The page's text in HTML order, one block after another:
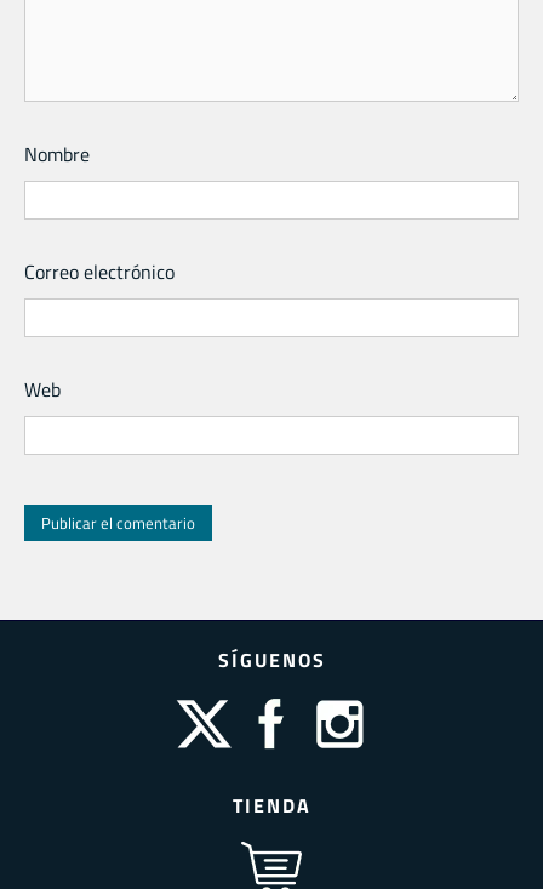
Nombre
Correo electrónico
Web
SÍGUENOS
TIENDA